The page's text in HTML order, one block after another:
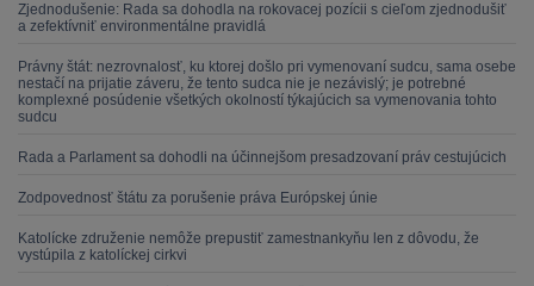
Zjednodušenie: Rada sa dohodla na rokovacej pozícii s cieľom zjednodušiť
a zefektívniť environmentálne pravidlá
Právny štát: nezrovnalosť, ku ktorej došlo pri vymenovaní sudcu, sama osebe
nestačí na prijatie záveru, že tento sudca nie je nezávislý; je potrebné
komplexné posúdenie všetkých okolností týkajúcich sa vymenovania tohto
sudcu
Rada a Parlament sa dohodli na účinnejšom presadzovaní práv cestujúcich
Zodpovednosť štátu za porušenie práva Európskej únie
Katolícke združenie nemôže prepustiť zamestnankyňu len z dôvodu, že
vystúpila z katolíckej cirkvi